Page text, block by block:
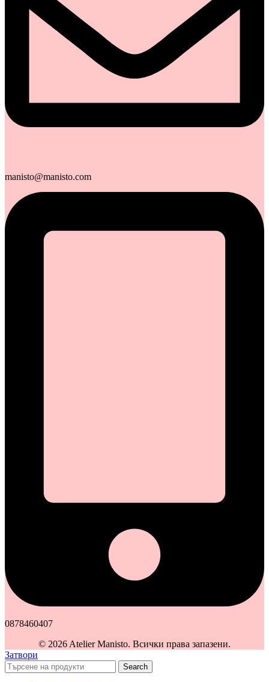
manisto@manisto.com
0878460407
© 2026 Atelier Manisto. Всички права запазени.
Затвори
Search